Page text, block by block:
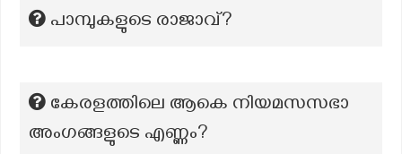
പാമ്പുകളുടെ രാജാവ്?
കേരളത്തിലെ ആകെ നിയമസസഭാ
അംഗങ്ങളുടെ എണ്ണം?